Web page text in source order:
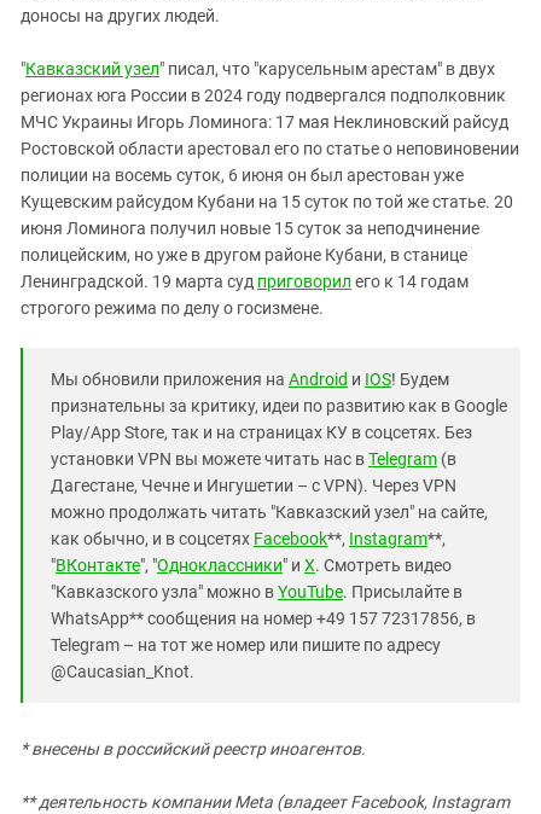
доносы на других людей.
"Кавказский узел" писал, что "карусельным арестам" в двух
регионах юга России в 2024 году подвергался подполковник
МЧС Украины Игорь Ломинога: 17 мая Неклиновский райсуд
Ростовской области арестовал его по статье о неповиновении
полиции на восемь суток, 6 июня он был арестован уже
Кущевским райсудом Кубани на 15 суток по той же статье. 20
июня Ломинога получил новые 15 суток за неподчинение
полицейским, но уже в другом районе Кубани, в станице
Ленинградской. 19 марта суд приговорил его к 14 годам
строгого режима по делу о госизмене.
Мы обновили приложения на Android и IOS! Будем
признательны за критику, идеи по развитию как в Google
Play/App Store, так и на страницах КУ в соцсетях. Без
установки VPN вы можете читать нас вTelegram (в
Дагестане, Чечне и Ингушетии – с VPN). Через VPN
можно продолжать читать "Кавказский узел" на сайте,
как обычно, и в соцсетях Facebook**, Instagram**,
"ВКонтакте", "Одноклассники" и X. Смотреть видео
"Кавказского узла" можно вYouTube. Присылайте в
WhatsApp** сообщения на номер +49 157 72317856, в
Telegram – на тот же номер или пишите по адресу
@Caucasian_Knot.
* внесены в российский реестр иноагентов.
**деятельность компании Meta (владеет Facebook, Instagram